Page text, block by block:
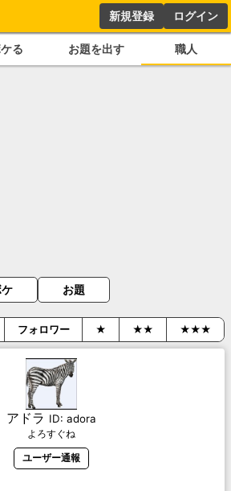
新規登録 ログイン
る お題を出す 職人
お題
フォロワー ★ ★★ ★★★
アドラ ID: adora
よろすぐね
ユーザー通報